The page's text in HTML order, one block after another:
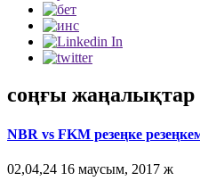
соңғы жаңалықтар
NBR vs FKM резеңке
02,04,24 16 маусым, 2017 ж